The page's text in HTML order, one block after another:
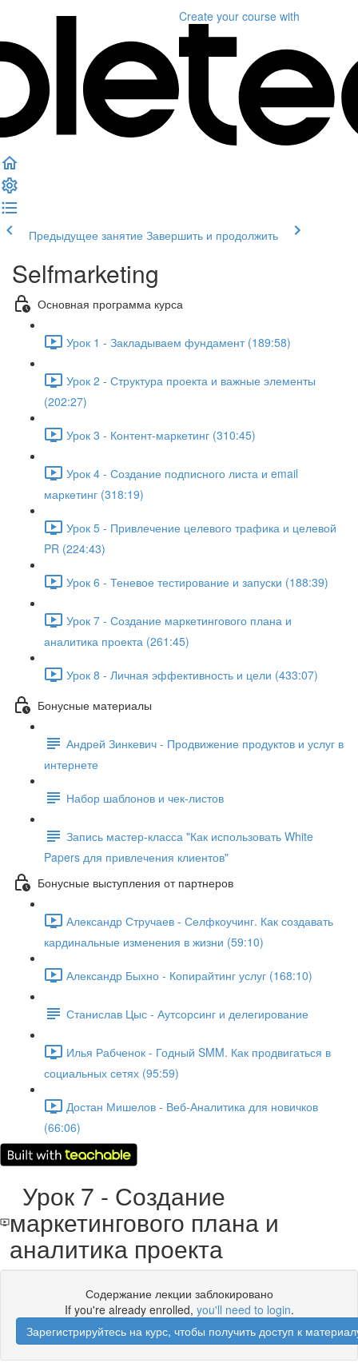
Create your course with
Предыдущее занятие Завершить и продолжить
Selfmarketing
Основная программа курса
Урок 1 - Закладываем фундамент (189:58)
Урок 2 - Структура проекта и важные элементы
(202:27)
Урок 3 - Контент-маркетинг (310:45)
Урок 4 - Создание подписного листа и email
маркетинг (318:19)
Урок 5 - Привлечение целевого трафика и целевой
PR (224:43)
Урок 6 - Теневое тестирование и запуски (188:39)
Урок 7 - Создание маркетингового плана и
аналитика проекта (261:45)
Урок 8 - Личная эффективность и цели (433:07)
Бонусные материалы
Андрей Зинкевич - Продвижение продуктов и услуг в
интернете
Набор шаблонов и чек-листов
Запись мастер-класса "Как использовать White
Papers для привлечения клиентов"
Бонусные выступления от партнеров
Александр Стручаев - Селфкоучинг. Как создавать
кардинальные изменения в жизни (59:10)
Александр Быхно - Копирайтинг услуг (168:10)
Станислав Цыс - Аутсорсинг и делегирование
Илья Рабченок - Годный SMM. Как продвигаться в
социальных сетях (95:59)
Достан Мишелов - Веб-Аналитика для новичков
(66:06)
Урок 7 - Создание
маркетингового плана и
аналитика проекта
Содержание лекции заблокировано
If you're already enrolled, you'll need to login.
Зарегистрируйтесь на курс, чтобы получить доступ к